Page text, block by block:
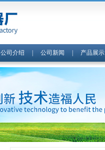
公司介绍 公司新闻 产品展示